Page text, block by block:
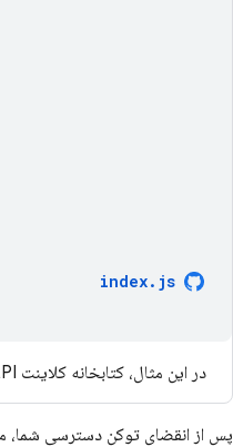
index. js
در این مثال، کتابخانه کلاینت API گوگل، درخواست را با یک توکن وب JSON یا JWT احراز هویت می‌کند. برای اطلاعات بیشتر، به
پس از انقضای توکن دسترسی شما،